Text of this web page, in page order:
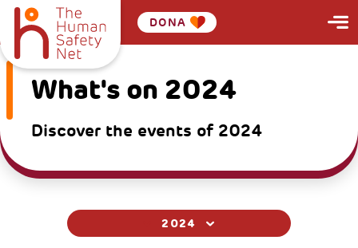
DONA
What's on 2024
Discover the events of 2024
2024